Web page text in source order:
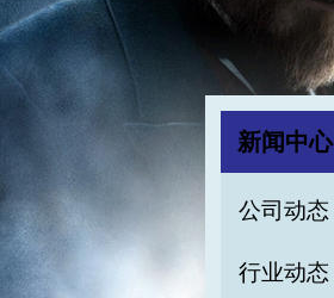
新闻中心
公司动态
行业动态